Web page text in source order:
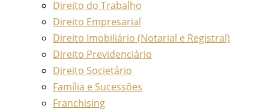
Direito do Trabalho
Direito Empresarial
Direito Imobiliário (Notarial e Registral)
Direito Previdenciário
Direito Societário
Família e Sucessões
Franchising